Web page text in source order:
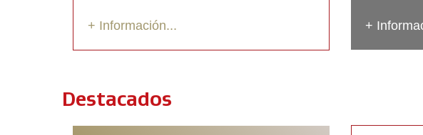
+ Información... +
Destacados